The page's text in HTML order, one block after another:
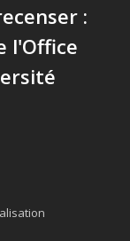
:
l'Office